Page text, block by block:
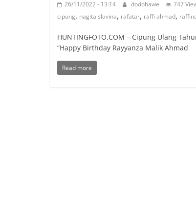
26/11/2022 - 13:14 dodohawe 747
cipung, nagita slavina, rafatar, raffi ahmad,
HUNTINGFOTO.COM – Cipung Ulang
“Happy Birthday Rayyanza Malik Ahmad
Read more